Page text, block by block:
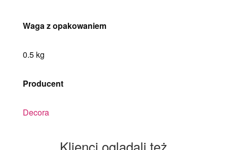
Waga z opakowaniem
0.5 kg
Producent
Decora
Klienci oglądali też